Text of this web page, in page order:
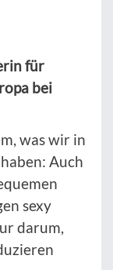
für
bei
was wir in
Auch
sexy
darum,